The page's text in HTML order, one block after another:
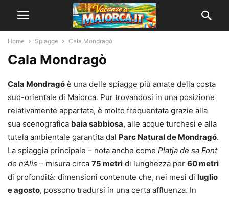
Home Spiagge Cala Mondragò
Cala Mondragò
Cala Mondragó è una delle spiagge più amate della costa
sud-orientale di Maiorca. Pur trovandosi in una posizione
relativamente appartata, è molto frequentata grazie alla
sua scenografica baia sabbiosa, alle acque turchesi e alla
tutela ambientale garantita dal Parc Natural de Mondragó.
La spiaggia principale – nota anche come Platja de sa Font
de n’Alis – misura circa 75 metri di lunghezza per 60 metri
di profondità: dimensioni contenute che, nei mesi di luglio
e agosto, possono tradursi in una certa affluenza. In